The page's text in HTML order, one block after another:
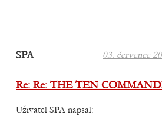
03. července
SPA
Re: Re: THE TEN
Uživatel SPA napsal: